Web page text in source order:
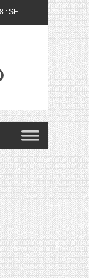
: SE
FEAT.
&
: L’AVIS
DES
&
ET